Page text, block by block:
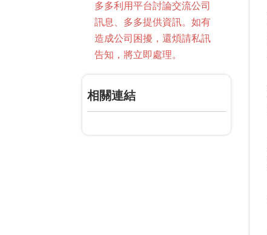
多多利用平台討論交流公司
訊息、多多提供資訊。如有
造成公司困擾，還煩請私訊
告知，將立即處理。
相關連結